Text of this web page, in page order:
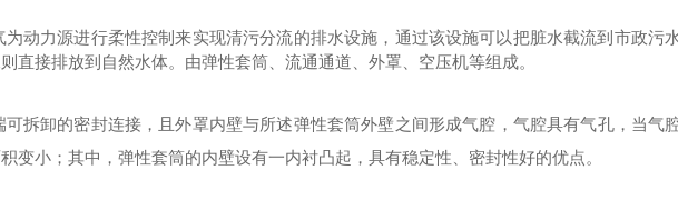
动力源进行柔性控制来实现清污分流的排水设施，通过该设施可以把脏水截流到市政污
直接排放到自然水体。由弹性套筒、流通通道、外罩、空压机等组成。
可拆卸的密封连接，且外罩内壁与所述弹性套筒外壁之间形成气腔，气腔具有气孔，当气
变小；其中，弹性套筒的内壁设有一内衬凸起，具有稳定性、密封性好的优点。